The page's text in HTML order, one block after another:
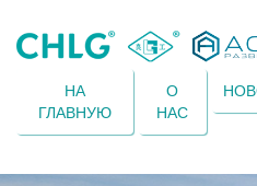
НА
ГЛАВНУЮ
О
НАС